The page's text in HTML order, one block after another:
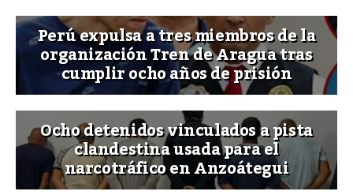
Perú expulsa a tres miembros de la
organización Tren de Aragua tras
cumplir ocho años de prisión
Ocho detenidos vinculados a pista
clandestina usada para el
narcotráfico en Anzoátegui